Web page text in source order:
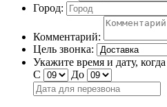
Город:
Комментарий:
Цель звонка:
Укажите время и дату,
С
До